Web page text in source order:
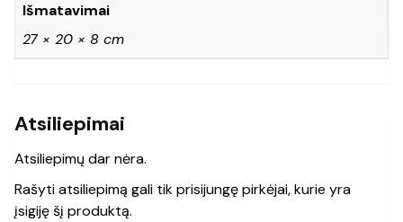
Išmatavimai
27 × 20 × 8 cm
Atsiliepimai
Atsiliepimų dar nėra.
Rašyti atsiliepimą gali tik prisijungę pirkėjai, kurie yra
įsigiję šį produktą.